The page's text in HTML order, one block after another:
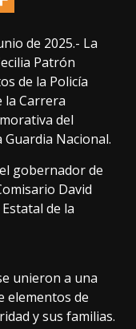
de 2025.- La
Patrón
de la Policía
la Carrera
del
Nacional.
gobernador de
David
de la
unieron a una
elementos de
y sus familias.